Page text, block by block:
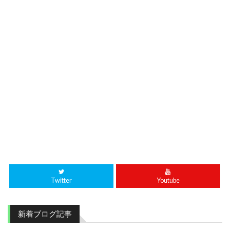
Twitter Youtube
新着ブログ記事